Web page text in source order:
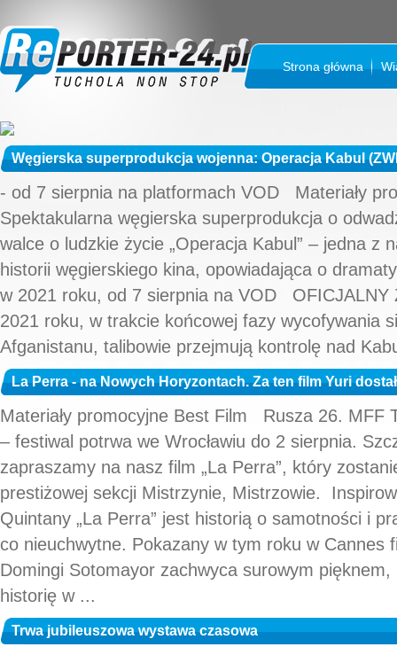
Strona główna
Węgierska superprodukcja wojenna: Operacja Kabul
- od 7 sierpnia na platformach VOD Materiały
Spektakularna węgierska superprodukcja o
walce o ludzkie życie „Operacja Kabul” – jedna z
historii węgierskiego kina, opowiadająca o
w 2021 roku, od 7 sierpnia na VOD
2021 roku, w trakcie końcowej fazy wycofywania
Afganistanu, talibowie przejmują kontrolę nad
La Perra - na Nowych Horyzontach. Za ten film Yuri
Materiały promocyjne Best Film Rusza 26. MFF
– festiwal potrwa we Wrocławiu do 2 sierpnia.
zapraszamy na nasz film „La Perra”, który
prestiżowej sekcji Mistrzynie, Mistrzowie.
Quintany „La Perra” jest historią o samotności i
co nieuchwytne. Pokazany w tym roku w Cannes
Domingi Sotomayor zachwyca surowym pięknem,
historię w ...
Trwa jubileuszowa wystawa czasowa